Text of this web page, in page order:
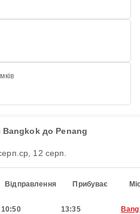
Bangkok до Penang
ср, 12 серп.
Відправлення Прибуває
10:50 13:35